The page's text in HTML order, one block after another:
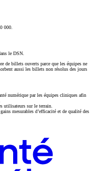
000.
le DSN.
de billets ouverts parce que les équipes ne
aussi les billets non résolus des jours
numérique par les équipes cliniques afin
utilisateurs sur le terrain.
mesurables d’efficacité et de qualité des